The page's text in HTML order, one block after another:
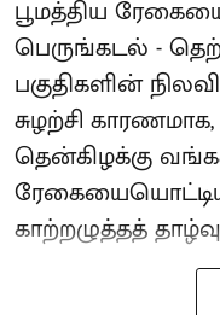
பூமத்திய
பெருங்கடல் -
பகுதிகளின்
சுழற்சி
தென்கிழக்கு
காற்றழுத்தத்